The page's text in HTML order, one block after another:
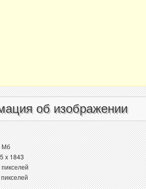
об изображении
Мб
x 1843